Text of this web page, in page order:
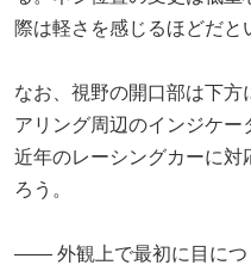
際は軽さを感じるほどだと
なお、視野の開口部は下
アリング周辺のインジケー
近年のレーシングカーに
ろう。
―― 外観上で最初に目につ